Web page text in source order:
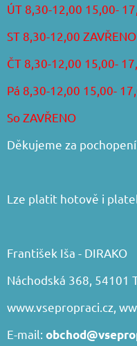
ÚT 8,30-12,00 15,00-
ST 8,30-12,00 ZAVŘENO
ČT 8,30-12,00 15,00-
Pá 8,30-12,00 15,00-
So ZAVŘENO
Děkujeme za pochopení.
Lze platit hotově i
František Iša - DIRAKO
Náchodská 368, 54101
www.vsepropraci.cz
E-mail: